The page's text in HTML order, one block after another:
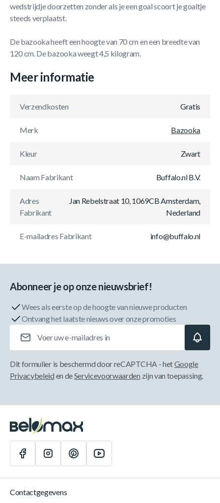
wedstrijdje doorzetten zonder als je een goal scoort je goaltje
steeds verplaatst.
De bazooka heeft een hoogte van 70 cm en een breedte van
120 cm. De bazooka weegt 4,5 kilogram.
Meer informatie
Verzendkosten Gratis
Merk Bazooka
Kleur Zwart
Naam Fabrikant Buffalo.nl B.V.
Adres
Fabrikant
Jan Rebelstraat 10, 1069CB Amsterdam,
Nederland
E-mailadres Fabrikant info@buffalo.nl
Abonneer je op onze nieuwsbrief!
Wees als eerste op de hoogte van nieuwe producten
Ontvang het laatste nieuws over onze promoties
Dit formulier is beschermd door reCAPTCHA - hetGoogle
Privacybeleid en deServicevoorwaarden zijn van toepassing.
Contactgegevens